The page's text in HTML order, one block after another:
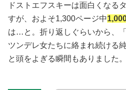
ドストエフスキーは面白くなる
すが、およそ1,300ページ中
は…と。折り返しぐらいから、
ツンデレ女たちに絡まれ続ける
と頭をよぎる瞬間もありました。